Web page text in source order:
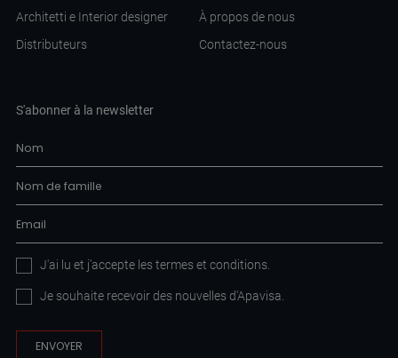
Architetti e Interior designer
Distributeurs
À propos de nous
Contactez-nous
S'abonner à la newsletter
J'ai lu et j'accepte lestermes et conditions.
Je souhaite recevoir des nouvelles d'Apavisa.